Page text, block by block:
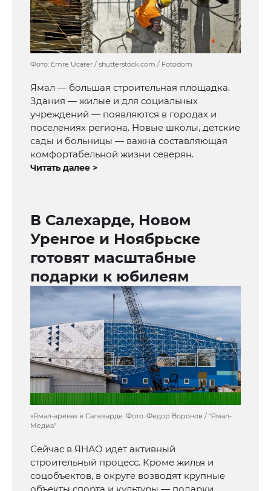
Фото: Emre Ucarer / shutterstock.com / Fotodom
Ямал — большая строительная площадка.
Здания — жилые и для социальных
учреждений — появляются в городах и
поселениях региона. Новые школы, детские
сады и больницы — важна составляющая
комфортабельной жизни северян.
Читать далее >
В Салехарде, Новом
Уренгое и Ноябрьске
готовят масштабные
подарки к юбилеям
«Ямал-арена» в Салехарде. Фото: Фёдор Воронов / "Ямал-
Медиа"
Сейчас в ЯНАО идет активный
строительный процесс. Кроме жилья и
соцобъектов, в округе возводят крупные